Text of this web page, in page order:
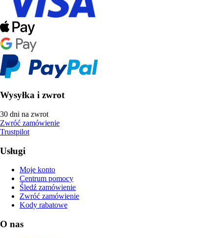
Wysyłka i zwrot
30 dni na zwrot
Zwróć zamówienie
Trustpilot
Usługi
Moje konto
Centrum pomocy
Śledź zamówienie
Zwróć zamówienie
Kody rabatowe
O nas